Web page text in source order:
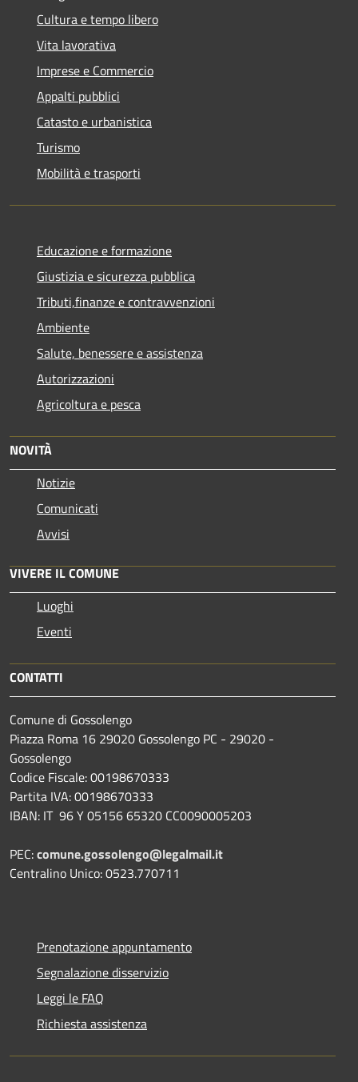
Cultura e tempo libero
Vita lavorativa
Imprese e Commercio
Appalti pubblici
Catasto e urbanistica
Turismo
Mobilità e trasporti
Educazione e formazione
Giustizia e sicurezza pubblica
Tributi,finanze e contravvenzioni
Ambiente
Salute, benessere e assistenza
Autorizzazioni
Agricoltura e pesca
NOVITÀ
Notizie
Comunicati
Avvisi
VIVERE IL COMUNE
Luoghi
Eventi
CONTATTI
Comune di Gossolengo
Piazza Roma 16 29020 Gossolengo PC - 29020 -
Gossolengo
Codice Fiscale: 00198670333
Partita IVA: 00198670333
IBAN: IT 96 Y 05156 65320 CC0090005203
PEC:comune.gossolengo@legalmail.it
Centralino Unico: 0523.770711
Prenotazione appuntamento
Segnalazione disservizio
Leggi le FAQ
Richiesta assistenza